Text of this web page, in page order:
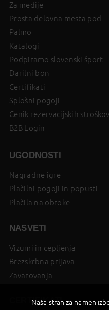
Za medije
Prosta delovna mesta pod
Palmo
Katalogi
Podpiramo slovenski šport
Darilni bon
Certifikati
Splošni pogoji
Cenik rezervacijskih stroškov
B2B Login
UGODNOSTI
Nagradne igre
Plačilni pogoji in popusti
Plačila na obroke
NASVETI
Vizumi in cepljenja
Brezskrbna prijava
Zavarovanja
CERTIFIKATI
Naša stran za namen